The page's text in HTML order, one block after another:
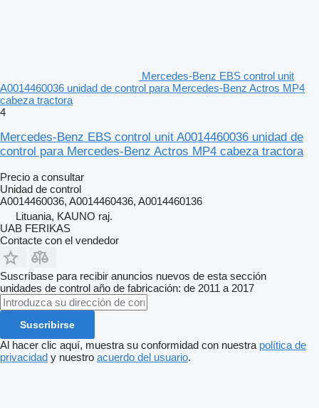
Mercedes-Benz EBS control unit
A0014460036 unidad de control para Mercedes-Benz Actros MP4
cabeza tractora
4
Mercedes-Benz EBS control unit A0014460036 unidad de
control para Mercedes-Benz Actros MP4 cabeza tractora
Precio a consultar
Unidad de control
A0014460036, A0014460436, A0014460136
Lituania, KAUNO raj.
UAB FERIKAS
Contacte con el vendedor
Suscríbase para recibir anuncios nuevos de esta sección
unidades de control año de fabricación: de 2011 a 2017
Suscribirse
Al hacer clic aquí, muestra su conformidad con nuestra política de
privacidad y nuestro acuerdo del usuario.